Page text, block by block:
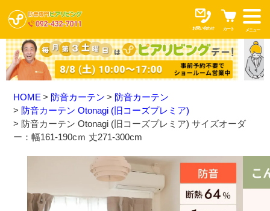
お問い合わせ カート メニュー
HOME 防音カーテン
防音カーテン
防音カーテン Otonagi (旧コーズプレミア)
防音カーテン Otonagi (旧コーズプレミア) サイズオーダ
ー：幅161-190cｍ 丈271-300cm